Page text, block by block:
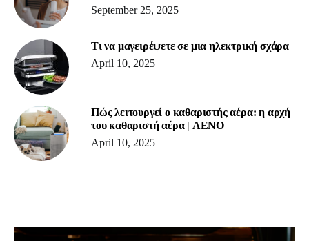
September 25, 2025
Τι να μαγειρέψετε σε μια ηλεκτρική σχάρα
April 10, 2025
Πώς λειτουργεί ο καθαριστής αέρα: η αρχή
του καθαριστή αέρα | AENO
April 10, 2025